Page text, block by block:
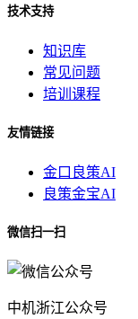
技术支持
知识库
常见问题
培训课程
友情链接
金口良策AI
良策金宝AI
微信扫一扫
中机浙江公众号